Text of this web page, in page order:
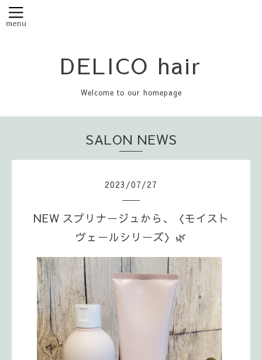
DELICO hair
Welcome to our homepage
SALON NEWS
2023 /07/27
NEW スプリナージュから、〈モイスト
ヴェールシリーズ〉🌿